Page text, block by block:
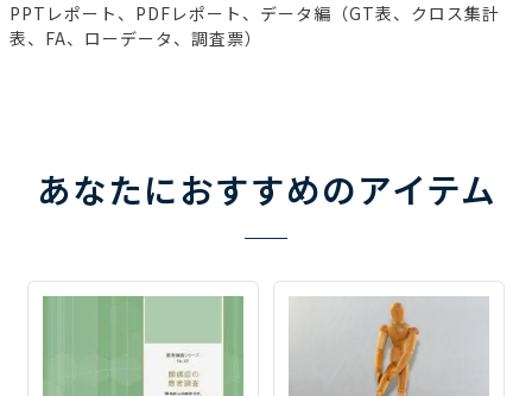
PPTレポート、PDFレポート、データ編（GT表、クロス集計
表、FA、ローデータ、調査票）
あなたにおすすめのアイテム